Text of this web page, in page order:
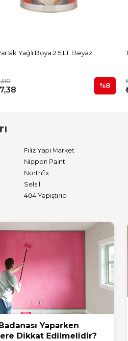
Yağlı Boya 2.5 LT. Beyaz
%8
Filiz Yapı Market
Nippon Paint
Northfix
Selsil
404 Yapıştırıcı
Yaparken
Dikkat Edilmelidir?